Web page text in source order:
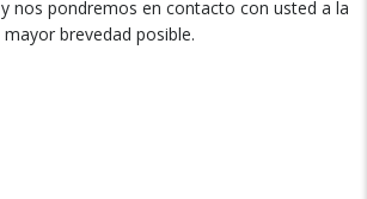
y nos pondremos en contacto con usted a la
mayor brevedad posible.